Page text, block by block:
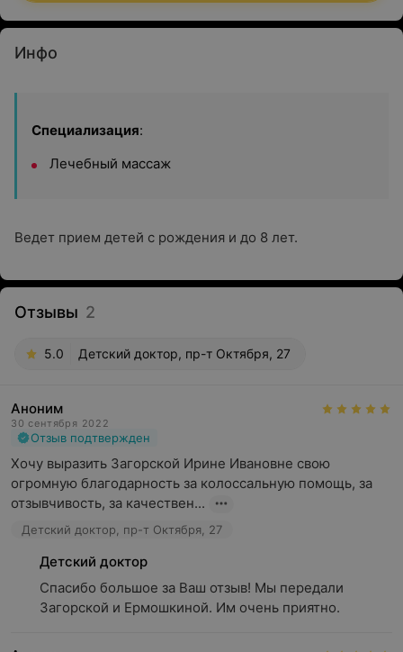
Инфо
Специализация:
Лечебный массаж
Ведет прием детей с рождения и до 8 лет.
Отзывы 2
5.0 Детский доктор, пр-т Октября, 27
Аноним
30 сентября 2022
Отзыв подтвержден
Хочу выразить Загорской Ирине Ивановне свою
огромную благодарность за колоссальную помощь, за
отзывчивость, за качествен...
Детский доктор, пр-т Октября, 27
Детский доктор
Спасибо большое за Ваш отзыв! Мы передали
Загорской и Ермошкиной. Им очень приятно.